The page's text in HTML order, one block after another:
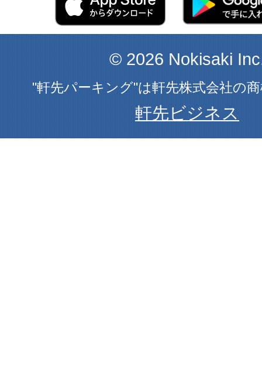
© 2026 Nokisaki
"軒先パーキング"は軒先株式会社の
軒先ビジネス